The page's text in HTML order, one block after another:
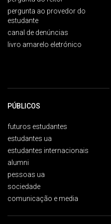
pergunta ao provedor do
estudante
canal de denúncias
livro amarelo eletrónico
PÚBLICOS
futuros estudantes
estudantes ua
estudantes internacionais
alumni
pessoas ua
sociedade
comunicação e media